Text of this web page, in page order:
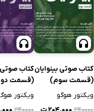
کتاب صوتی بینوایان
(قسمت سوم)
ویکتور هوگو
کتاب صوتی
(قسمت
ویکتور